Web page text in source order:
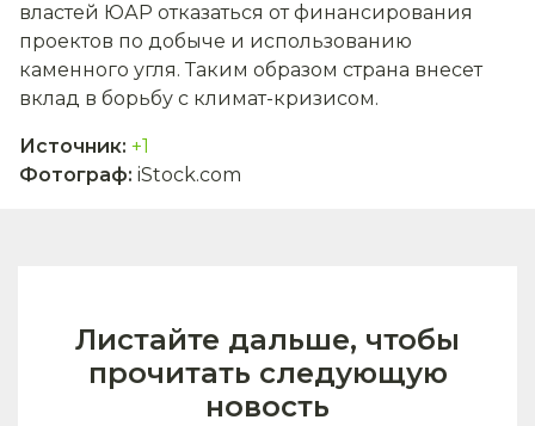
властей ЮАР отказаться от финансирования
проектов по добыче и использованию
каменного угля. Таким образом страна внесет
вклад в борьбу с климат-кризисом.
Источник: +1
Фотограф: iStock.com
Листайте дальше, чтобы
прочитать следующую
новость